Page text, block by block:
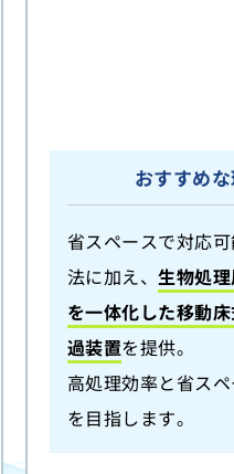
おすすめ
省スペースで対応
法に加え、生物処
を一体化した移動
過装置を提供。
高処理効率と省ス
を目指します。